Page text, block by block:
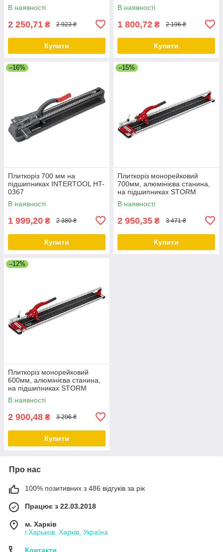
В наявності
2 250,71 ₴ 2 923 ₴
Купити
В наявності
1 800,72 ₴ 2 196 ₴
Купити
–16%
Плиткоріз 700 мм на
підшипниках INTERTOOL HT-
0367
В наявності
1 999,20 ₴ 2 380 ₴
Купити
–15%
Плиткоріз монорейковий
700мм, алюмінієва станина,
на підшипниках STORM
INTERTOOL HT-0387
В наявності
2 950,35 ₴ 3 471 ₴
Купити
–12%
Плиткоріз монорейковий
600мм, алюмінієва станина,
на підшипниках STORM
INTERTOOL HT-0386
В наявності
2 900,48 ₴ 3 296 ₴
Купити
Про нас
100% позитивних з 486 відгуків за рік
Працює з 22.03.2018
м. Харків
г.Харьков, Харків, Україна
Контакти